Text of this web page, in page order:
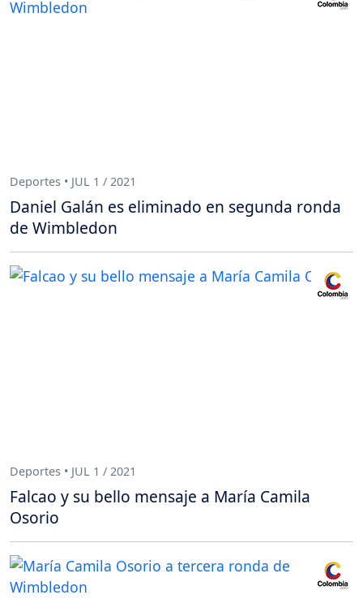
Deportes • JUL 1 / 2021
Daniel Galán es eliminado en segunda ronda
de Wimbledon
Deportes • JUL 1 / 2021
Falcao y su bello mensaje a María Camila
Osorio